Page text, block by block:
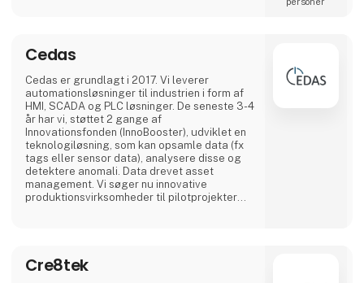
tilbyde konkurrencedygtige priser på alt fra
prototyper til masseproduktion.
Cedas
Cedas er grundlagt i 2017. Vi leverer
automationsløsninger til industrien i form af
HMI, SCADA og PLC løsninger. De seneste 3-4
år har vi, støttet 2 gange af
Innovationsfonden (InnoBooster), udviklet en
teknologiløsning, som kan opsamle data (fx
tags eller sensor data), analysere disse og
detektere anomali. Data drevet asset
management. Vi søger nu innovative
produktionsvirksomheder til pilotprojekter
Cre8tek